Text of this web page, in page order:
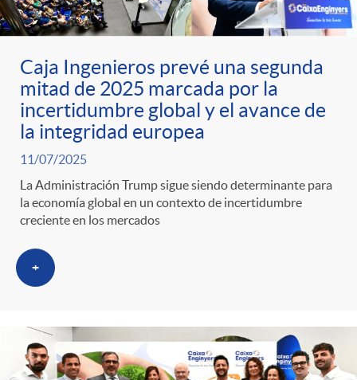
Caja Ingenieros prevé una segunda
mitad de 2025 marcada por la
incertidumbre global y el avance de
la integridad europea
11/07/2025
La Administración Trump sigue siendo determinante para
la economía global en un contexto de incertidumbre
creciente en los mercados
+